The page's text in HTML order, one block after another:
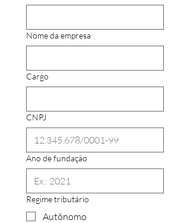
Nome da empresa
Cargo
CNPJ
Ano de fundação
Regime tributário
Autônomo